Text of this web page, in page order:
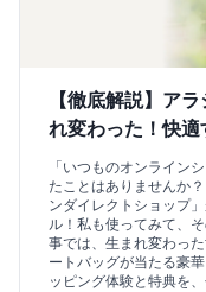
【徹底解説】ア
れ変わった！快
「いつものオンライン
たことはありませんか
ンダイレクトショップ
ル！私も使ってみて、
事では、生まれ変わっ
ートバッグが当たる豪
ッピング体験と特典を